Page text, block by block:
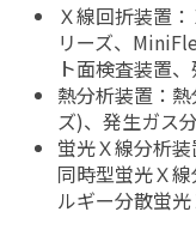
Ｘ線回折装置
リーズ、
ト面検査装置
熱分析装置：
ズ)、発生ガス
蛍光Ｘ線分析
同時型蛍光Ｘ
ルギー分散蛍